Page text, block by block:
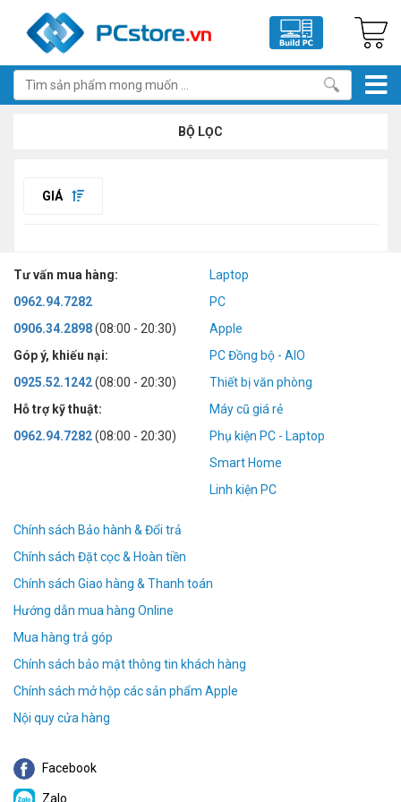
BỘ LỌC
GIÁ
Tư vấn mua hàng:
0962.94.7282
0906.34.2898(08:00 - 20:30)
Góp ý, khiếu nại:
0925.52.1242(08:00 - 20:30)
Hỗ trợ kỹ thuật:
0962.94.7282(08:00 - 20:30)
Laptop
PC
Apple
PC Đồng bộ - AIO
Thiết bị văn phòng
Máy cũ giá rẻ
Phụ kiện PC - Laptop
Smart Home
Linh kiện PC
Chính sách Bảo hành & Đổi trả
Chính sách Đặt cọc & Hoàn tiền
Chính sách Giao hàng & Thanh toán
Hướng dẫn mua hàng Online
Mua hàng trả góp
Chính sách bảo mật thông tin khách hàng
Chính sách mở hộp các sản phẩm Apple
Nội quy cửa hàng
Facebook
Zalo